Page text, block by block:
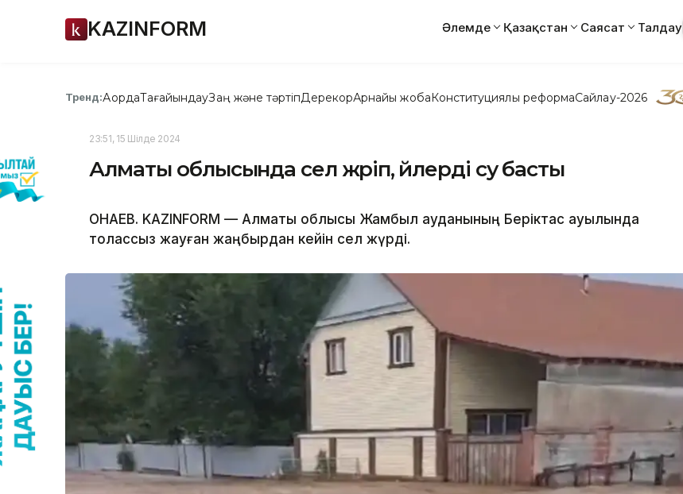
KAZINFORM Әлемде Қазақстан Саясат Талдау
Тренд:АқордаТағайындауЗаң және тәртіпДерекқорАрнайы жобаКонституциялық реформаСайлау-2026
23:51, 15 Шілде 2024
Алматы облысында сел жүріп, үйлерді су басты
ҚОНАЕВ. KAZINFORM — Алматы облысы Жамбыл ауданының Беріктас ауылында
толассыз жауған жаңбырдан кейін сел жүрді.